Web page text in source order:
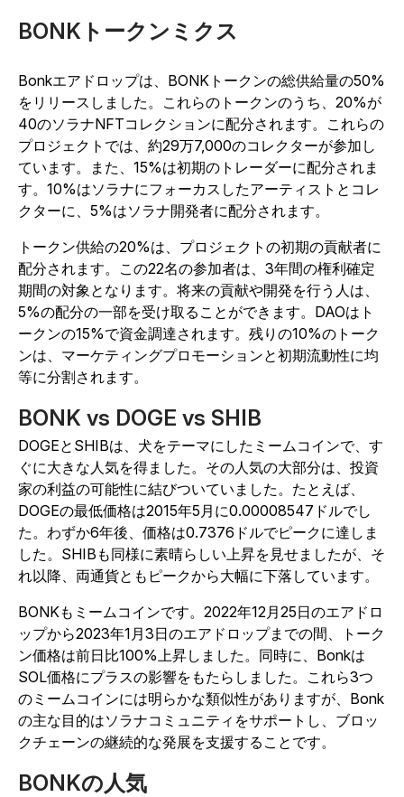
BONKトークンミクス
Bonkエアドロップは、BONKトークンの総供給量の50%
をリリースしました。これらのトークンのうち、20%が
40のソラナNFTコレクションに配分されます。これらの
プロジェクトでは、約29万7,000のコレクターが参加し
ています。また、15%は初期のトレーダーに配分されま
す。10%はソラナにフォーカスしたアーティストとコレ
クターに、5%はソラナ開発者に配分されます。
トークン供給の20%は、プロジェクトの初期の貢献者に
配分されます。この22名の参加者は、3年間の権利確定
期間の対象となります。将来の貢献や開発を行う人は、
5%の配分の一部を受け取ることができます。DAOはト
ークンの15%で資金調達されます。残りの10%のトーク
ンは、マーケティングプロモーションと初期流動性に均
等に分割されます。
BONK vs DOGE vs SHIB
DOGEとSHIBは、犬をテーマにしたミームコインで、す
ぐに大きな人気を得ました。その人気の大部分は、投資
家の利益の可能性に結びついていました。たとえば、
DOGEの最低価格は2015年5月に0.00008547ドルでし
た。わずか6年後、価格は0.7376ドルでピークに達しま
した。SHIBも同様に素晴らしい上昇を見せましたが、そ
れ以降、両通貨ともピークから大幅に下落しています。
BONKもミームコインです。2022年12月25日のエアドロ
ップから2023年1月3日のエアドロップまでの間、トーク
ン価格は前日比100%上昇しました。同時に、Bonkは
SOL価格にプラスの影響をもたらしました。これら3つ
のミームコインには明らかな類似性がありますが、Bonk
の主な目的はソラナコミュニティをサポートし、ブロッ
クチェーンの継続的な発展を支援することです。
BONKの人気